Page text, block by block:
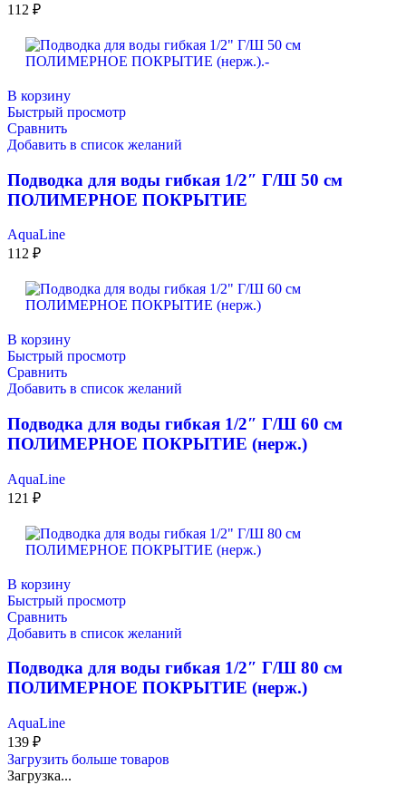
112 ₽
В корзину
Быстрый просмотр
Сравнить
Добавить в список желаний
Подводка для воды гибкая 1/2″ Г/Ш 50 см
ПОЛИМЕРНОЕ ПОКРЫТИЕ
AquaLine
112 ₽
В корзину
Быстрый просмотр
Сравнить
Добавить в список желаний
Подводка для воды гибкая 1/2″ Г/Ш 60 см
ПОЛИМЕРНОЕ ПОКРЫТИЕ (нерж.)
AquaLine
121 ₽
В корзину
Быстрый просмотр
Сравнить
Добавить в список желаний
Подводка для воды гибкая 1/2″ Г/Ш 80 см
ПОЛИМЕРНОЕ ПОКРЫТИЕ (нерж.)
AquaLine
139 ₽
Загрузить больше товаров
Загрузка...